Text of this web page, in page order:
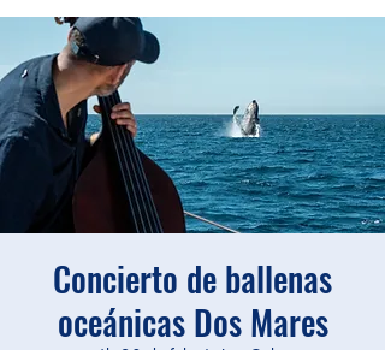
Concierto de ballenas
oceánicas Dos Mares